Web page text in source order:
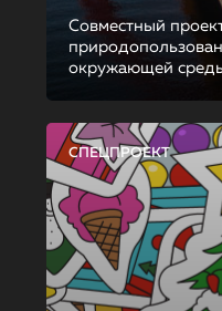
Совместный
окружающей
СПЕЦПРОЕКТ